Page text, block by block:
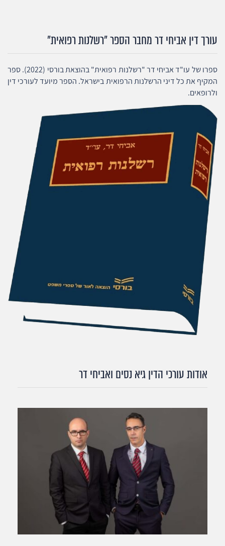
עורך דין אביחי דר מחבר הספר "רשלנות רפואית"
ספרו של עו"ד אביחי דר "רשלנות רפואית" בהוצאת בורסי (2022). ספר
המקיף את כל דיני הרשלנות הרפואית בישראל. הספר מיועד לעורכי דין
ולרופאים.
אודות עורכי הדין גיא נסים ואביחי דר